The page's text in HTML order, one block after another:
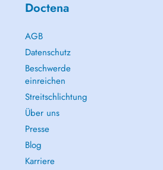
Doctena
AGB
Datenschutz
Beschwerde
einreichen
Streitschlichtung
Über uns
Presse
Blog
Karriere